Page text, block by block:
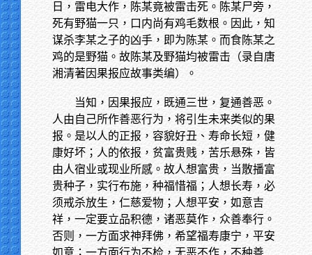
日，雷电大作，陈某竟被雷击死。陈某尸旁，
死有野猫一只，口内尚有鸡毛数根。因此，知
谋杀李某之子的凶手，即为陈某。而食陈某之
鸡的是野猫。故陈某及野猫均被雷击（录自唐
湘清著因果报应故事类编）。
当知，因果报应，既通三世，复通善恶。
人由自己所作善恶行为，将引生未来类似的果
报。是以人的正报，容貌好丑、寿命长短，健
康好坏；人的依报，贫富贵贱，苦乐悬殊，皆
由人宿业或现业所感。故人想富贵，当散播富
贵种子，实行布施，种福惜福；人想长寿，必
须戒杀放生，仁慈爱物；人想平安，如意吉
祥，一定要立品积德，诸恶莫作，众善奉行。
否则，一方面求神拜佛，希望福寿康宁，平安
如意；一方面行为不检，无恶不作，不种善